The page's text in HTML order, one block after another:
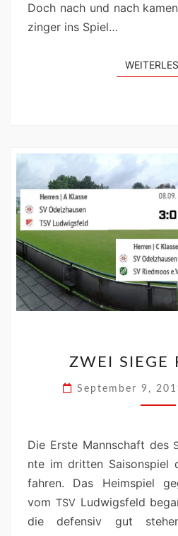
Doch nach und nach
zinger ins Spiel…
ZWEI SIEGE
September 9,
Die Erste Mannschaft des
nte im drit­ten
fahren. Das Heim­spiel
vom TSVLud­wigs­feld
die defen­siv gut